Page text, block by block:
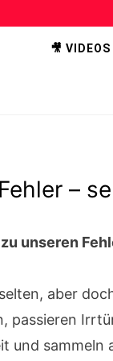
🎥 VIDEOS
–
unseren
aber
passieren
und sammeln